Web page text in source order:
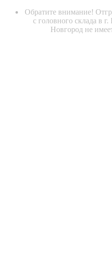
Обратите внимание!
с головного склада в
Новгород не